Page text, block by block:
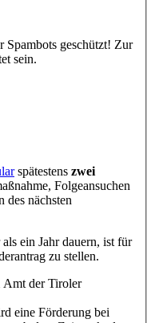
Spambots geschützt! Zur
sein.
spätestens zwei
Folgeansuchen
des nächsten
ein Jahr dauern, ist für
zu stellen.
Amt der Tiroler
eine Förderung bei